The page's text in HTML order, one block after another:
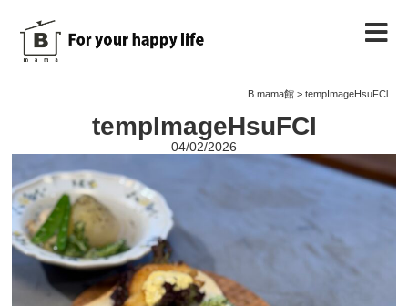
B.mama館> tempImageHsuFCl
tempImageHsuFCl
04/02/2026
教室のご案内
教室を予約する
教室の様子
ノート